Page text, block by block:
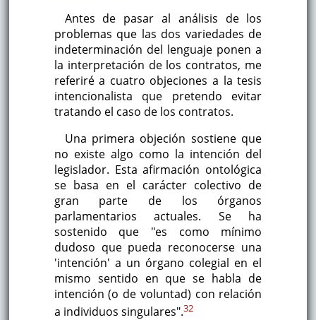
Antes de pasar al análisis de los
problemas que las dos variedades de
indeterminación del lenguaje ponen a
la interpretación de los contratos, me
referiré a cuatro objeciones a la tesis
intencionalista que pretendo evitar
tratando el caso de los contratos.
Una primera objeción sostiene que
no existe algo como la intención del
legislador. Esta afirmación ontológica
se basa en el carácter colectivo de
gran parte de los órganos
parlamentarios actuales. Se ha
sostenido que "es como mínimo
dudoso que pueda reconocerse una
'intención' a un órgano colegial en el
mismo sentido en que se habla de
intención (o de voluntad) con relación
a individuos singulares".32